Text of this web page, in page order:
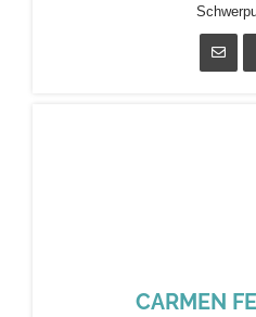
CARMEN